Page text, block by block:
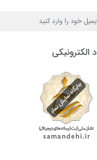
الکترونیکی